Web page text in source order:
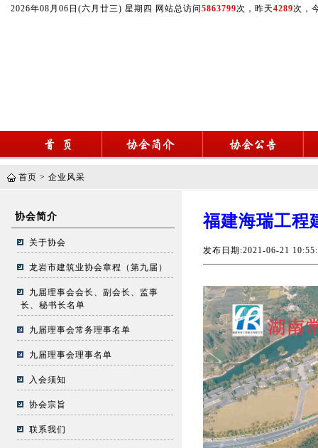
2026年08月06日(六月廿三) 星期四 网站总访问5863799次，昨天4289次，
首页 > 企业风采
协会简介
关于协会
龙岩市建筑业协会章程（第九届）
九届理事会会长、副会长、监事
长、秘书长名单
九届理事会常务理事名单
九届理事会理事名单
入会须知
协会宗旨
联系我们
福建海瑞工程
发布日期:2021-06-21